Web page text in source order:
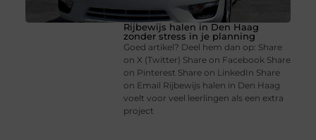
Rijbewijs halen in Den Haag
zonder stress in je planning
Goed artikel? Deel hem dan op: Share
on X (Twitter) Share on Facebook Share
on Pinterest Share on LinkedIn Share
on Email Rijbewijs halen in Den Haag
voelt voor veel leerlingen als een extra
project